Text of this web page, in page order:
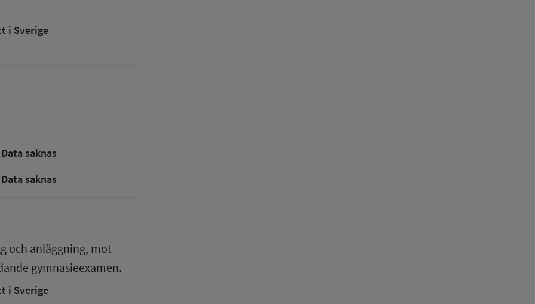
i Sverige
Data saknas
Data saknas
och anläggning, mot
gymnasieexamen.
i Sverige